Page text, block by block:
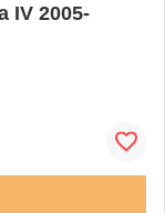
IV 2005-